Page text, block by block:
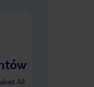
po
Parkhotel.
All